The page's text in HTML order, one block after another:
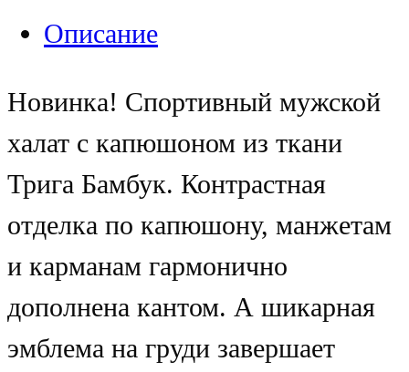
Описание
Новинка! Спортивный мужской
халат с капюшоном из ткани
Трига Бамбук. Контрастная
отделка по капюшону, манжетам
и карманам гармонично
дополнена кантом. А шикарная
эмблема на груди завершает